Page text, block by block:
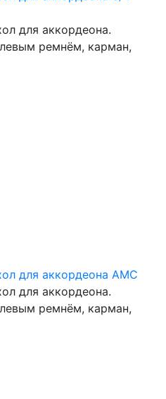
для аккордеона.
ремнём, карман,
для аккордеона AMC
для аккордеона.
ремнём, карман,